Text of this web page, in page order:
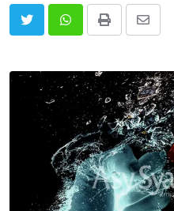
Print
Share
Email